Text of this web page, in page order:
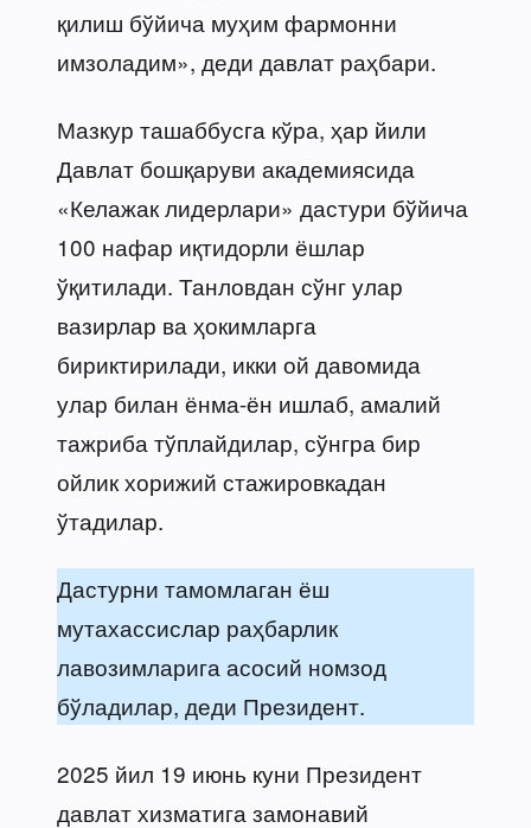
қилиш бўйича муҳим фармонни
имзоладим», деди давлат раҳбари.
Мазкур ташаббусга кўра, ҳар йили
Давлат бошқаруви академиясида
«Келажак лидерлари» дастури бўйича
100 нафар иқтидорли ёшлар
ўқитилади. Танловдан сўнг улар
вазирлар ва ҳокимларга
бириктирилади, икки ой давомида
улар билан ёнма-ён ишлаб, амалий
тажриба тўплайдилар, сўнгра бир
ойлик хорижий стажировкадан
ўтадилар.
Дастурни тамомлаган ёш
мутахассислар раҳбарлик
лавозимларига асосий номзод
бўладилар, деди Президент.
2025 йил 19 июнь куни Президент
давлат хизматига замонавий